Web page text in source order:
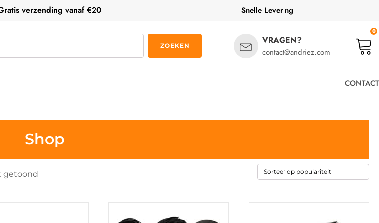
verzending vanaf €20 Snelle Levering
ZOEKEN VRAGEN?
contact@andriez.com
0
CONTACT
Shop
getoond
product